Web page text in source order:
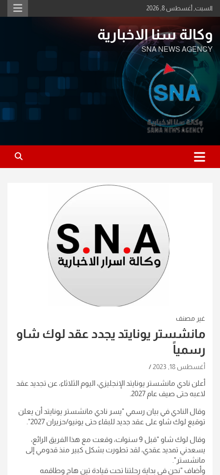
Skip
to
السبت, أغسطس 8, 2026
وكالة سنا الاخبارية
SNA NEWS AGENCY
غير مصنف
مانشستر يونايتد يجدد عقد لوك شاو
رسمياً
أغسطس 18, 2023
أعلن نادي مانشستر يونايتد الإنجليزي، اليوم الثلاثاء، عن تجديد عقد
لاعبه حتى صيف عام 2027.
وقال النادي في بيان رسمي "يسر نادي مانشستر يونايتد أن يعلن
توقيع لوك شاو على عقد جديد للبقاء حتى يونيو/حزيران 2027".
وقال لوك شاو "قبل 9 سنوات، وقعت مع هذا الفريق الرائع،
يسعدني تمديد عقدي، لقد تطورت بشكل كبير منذ قدومي إلى
مانشستر".
وأضاف "نحن في بداية رحلتنا تحت قيادة تين هاج وطاقمه